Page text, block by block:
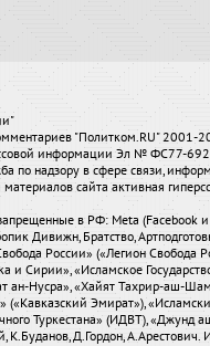
"Политком.RU" 2001-
информации Эл № ФС77-
по надзору в сфере связи,
сайта активная
в РФ: Meta (Facebook
Дивижн, Братство,
России» («Легион Свобода
и Сирии», «Исламское
ан-Нусра», «Хайят Тахрир-аш-
(«Кавказский Эмират»),
Туркестана» (ИДВТ),
Д.Гордон,